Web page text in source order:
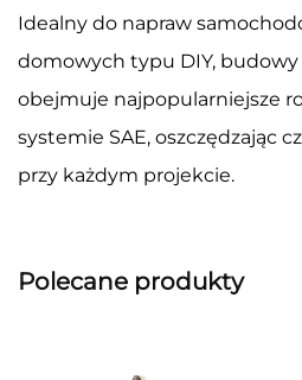
Idealny do napraw
domowych typu DIY, budowy
obejmuje najpopularniejsze
systemie SAE, oszczędzając
przy każdym projekcie.
Polecane produkty